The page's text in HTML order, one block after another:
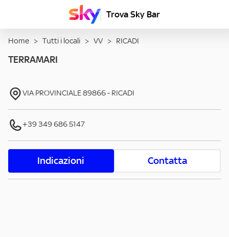
Trova Sky Bar
Home > Tutti i locali > VV > RICADI
TERRAMARI
VIA PROVINCIALE89866- RICADI
+39 349 686 5147
Indicazioni Contatta